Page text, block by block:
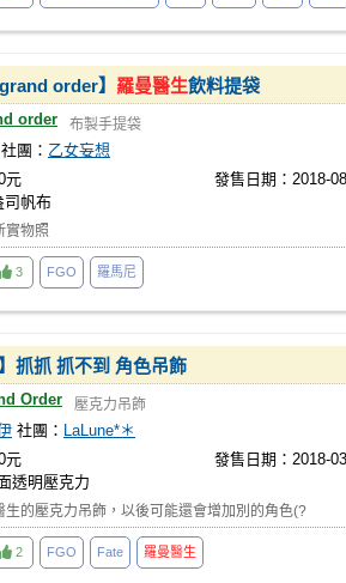
grand order】 羅曼醫生飲料提袋
order 布製手提袋
社團： 乙女妄想
元
發售日期：2018-
司帆布
實物照
3 FGO 羅馬尼
】抓抓 抓不到 角色吊飾
Order 壓克力吊飾
社團： LaLune*＊
元
發售日期：2018-
透明壓克力
生的壓克力吊飾，以後可能還會增加別的角色(?
2 FGO Fate 羅曼醫生